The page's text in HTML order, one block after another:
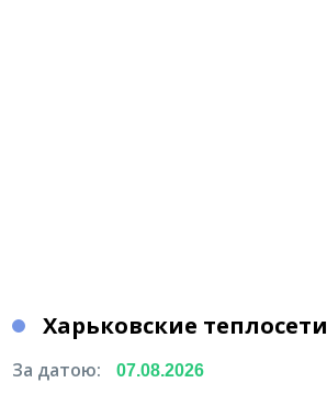
Харьковские теплосети
За датою: